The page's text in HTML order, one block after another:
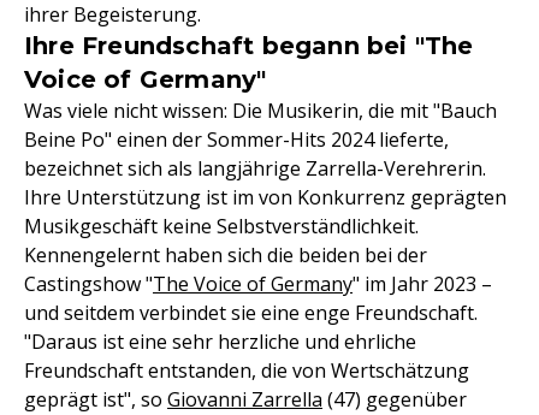
ihrer Begeisterung.
Ihre Freundschaft begann bei "The
Voice of Germany"
Was viele nicht wissen: Die Musikerin, die mit "Bauch
Beine Po" einen der Sommer-Hits 2024 lieferte,
bezeichnet sich als langjährige Zarrella-Verehrerin.
Ihre Unterstützung ist im von Konkurrenz geprägten
Musikgeschäft keine Selbstverständlichkeit.
Kennengelernt haben sich die beiden bei der
Castingshow "The Voice of Germany" im Jahr 2023 –
und seitdem verbindet sie eine enge Freundschaft.
"Daraus ist eine sehr herzliche und ehrliche
Freundschaft entstanden, die von Wertschätzung
geprägt ist", so Giovanni Zarrella (47) gegenüber